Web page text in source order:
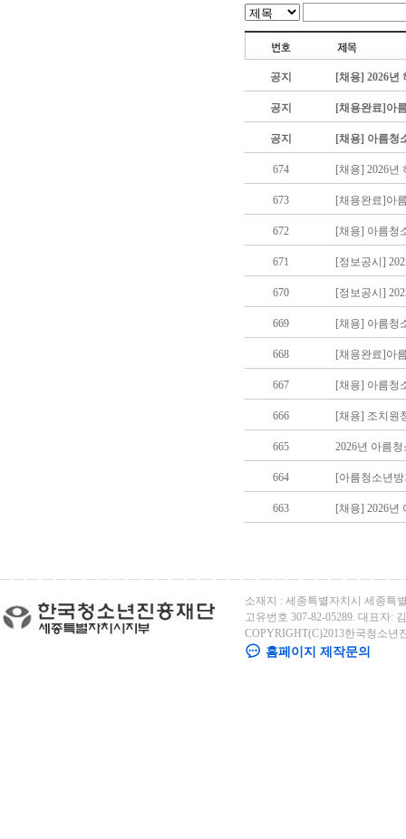
공지 [채용] 2026년
공지 [채용완료]아
공지 [채용] 아름청
674 [채용] 2026년
673 [채용완료]아
672 [채용] 아름청
671 [정보공시]
670 [정보공시]
669 [채용] 아름청
668 [채용완료]아
667 [채용] 아름청
666 [채용] 조치원
665 2026년 아름
664 [아름청소년
663 [채용] 2026년
소재지 : 세종특별자치시 세종특
고유번호 307-82-05289. 대표자:
COPYRIGHT(C)2013한국청소년
홈페이지 제작문의